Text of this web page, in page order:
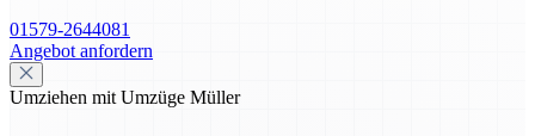
01579-2644081
Angebot anfordern
Umziehen mit Umzüge Müller